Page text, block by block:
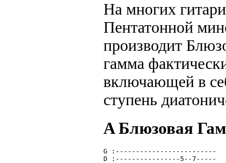
На многих
Пентатонной
производит
гамма
включающей в
ступень
A Блюзовая
G :-------------------------
D :----------------5--7-----